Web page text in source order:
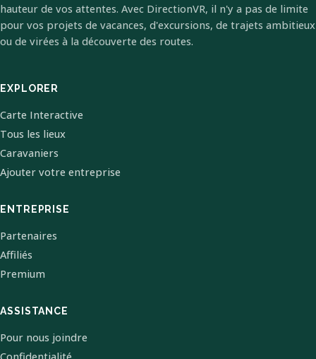
hauteur de vos attentes. Avec DirectionVR, il n'y a pas de limite
pour vos projets de vacances, d'excursions, de trajets ambitieux
ou de virées à la découverte des routes.
EXPLORER
Carte Interactive
Tous les lieux
Caravaniers
Ajouter votre entreprise
ENTREPRISE
Partenaires
Affiliés
Premium
ASSISTANCE
Pour nous joindre